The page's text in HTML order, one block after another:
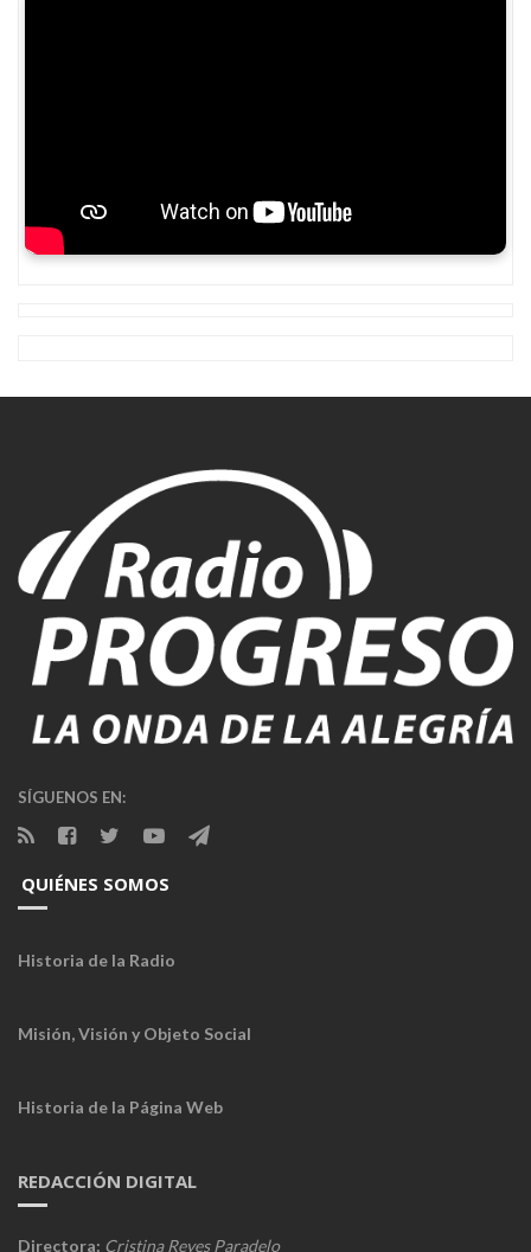
SÍGUENOS EN:
QUIÉNES SOMOS
Historia de la Radio
Misión, Visión y Objeto Social
Historia de la Página Web
REDACCIÓN DIGITAL
Directora: Cristina Reyes Paradelo